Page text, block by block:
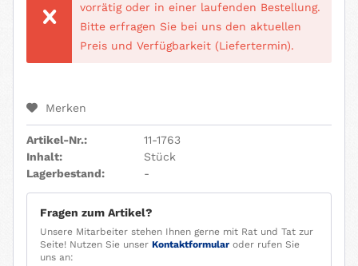
vorrätig oder in einer laufenden Bestellung.
Bitte erfragen Sie bei uns den aktuellen
Preis und Verfügbarkeit (Liefertermin).
Merken
Artikel-Nr.:
11-1763
Inhalt:
Stück
Lagerbestand:
-
Fragen zum Artikel?
Unsere Mitarbeiter stehen Ihnen gerne mit Rat und Tat zur
Seite! Nutzen Sie unser Kontaktformular oder rufen Sie
uns an: